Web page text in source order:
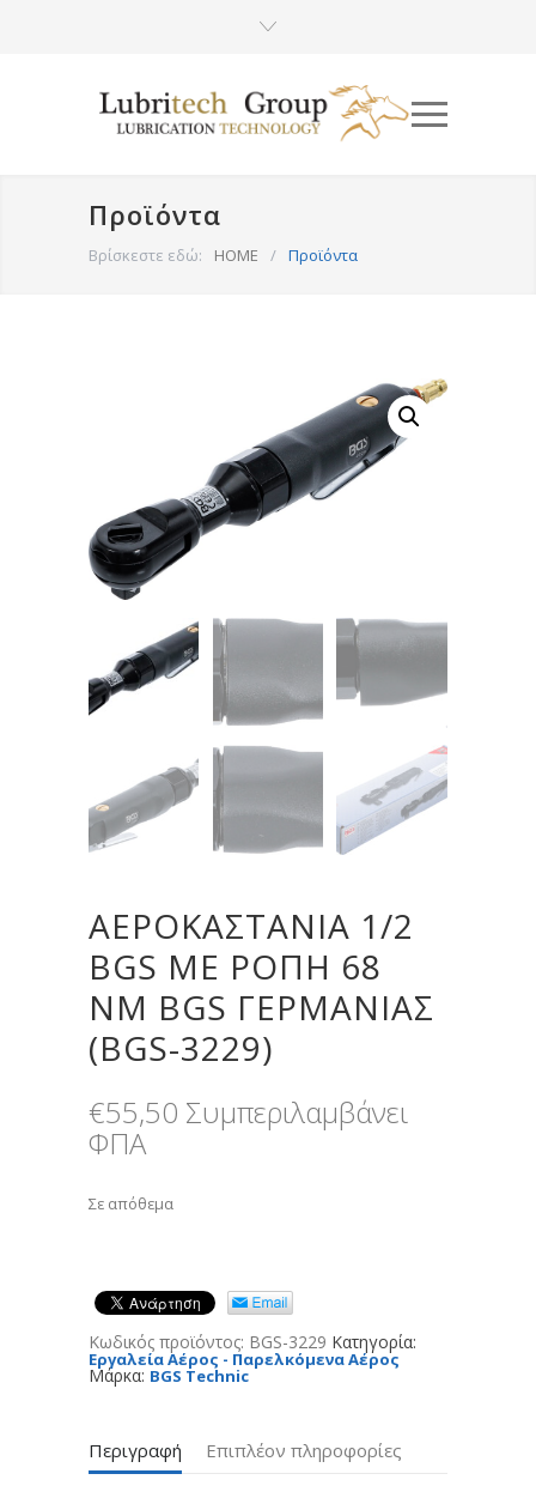
Προϊόντα
Βρίσκεστε εδώ: HOME / Προϊόντα
ΑΕΡΟΚΑΣΤΆΝΙΑ 1/2
BGS ΜΕ ΡΟΠΉ 68
NM BGS ΓΕΡΜΑΝΊΑΣ
(BGS-3229)
€55,50 Συμπεριλαμβάνει
ΦΠΑ
Σε απόθεμα
Κωδικός προϊόντος: BGS-3229 Κατηγορία:
Εργαλεία Αέρος - Παρελκόμενα Αέρος
Μάρκα: BGS Technic
Περιγραφή Επιπλέον πληροφορίες